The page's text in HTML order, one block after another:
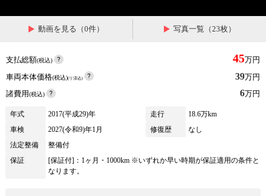
動画を見る（0件） 写真一覧（23枚）
支払総額(税込) 45万円
車両本体価格(税込)(リ済込) 39万円
諸費用(税込) 6万円
年式 2017(平成29)年 走行
18.6万km
車検
2027(令和9)年1月 修復歴
なし
法定整備
整備付
保証
[保証付]：1ヶ月・1000km ※いずれか早い時期が保証適用の条件と
なります。